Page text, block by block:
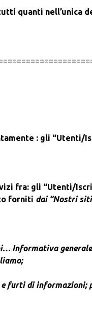
quanti nell’unica
: gli “Utenti/
fra: gli “Utenti/
forniti dai “Nostri siti
Informativa
e furti di